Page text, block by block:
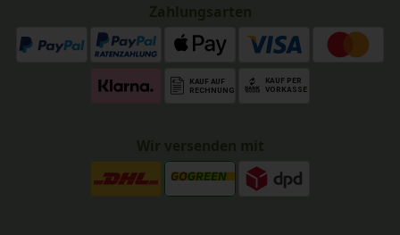
Zahlungsarten
Wir versenden mit